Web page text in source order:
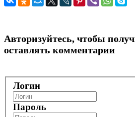
Авторизуйтесь, чтобы
оставлять комментарии
Логин
Пароль